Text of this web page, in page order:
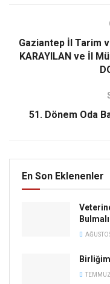
Gaziantep İl Tarim
KARAYILAN ve İl
51. Dönem Oda
En Son Eklenenler